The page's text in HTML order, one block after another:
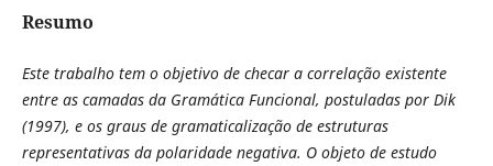
Resumo
Este trabalho tem o objetivo de checar a correlação existente
entre as camadas da Gramática Funcional, postuladas por Dik
(1997), e os graus de gramaticalização de estruturas
representativas da polaridade negativa. O objeto de estudo